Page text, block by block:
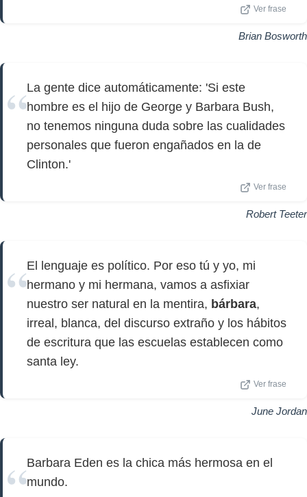
Ver frase
Brian Bosworth
La gente dice automáticamente: 'Si este
hombre es el hijo de George y Barbara Bush,
no tenemos ninguna duda sobre las cualidades
personales que fueron engañados en la de
Clinton.'
Ver frase
Robert Teeter
El lenguaje es político. Por eso tú y yo, mi
hermano y mi hermana, vamos a asfixiar
nuestro ser natural en la mentira, bárbara,
irreal, blanca, del discurso extraño y los hábitos
de escritura que las escuelas establecen como
santa ley.
Ver frase
June Jordan
Barbara Eden es la chica más hermosa en el
mundo.